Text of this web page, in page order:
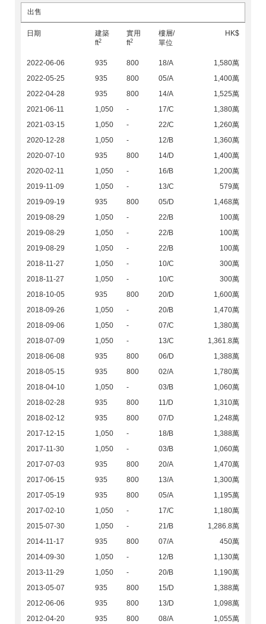
出售
日期
建築
ft2
實用
ft2
樓層/
單位
HK$
2022-06-06 935 800 18/A
1,580萬
2022-05-25
935 800 05/A
1,400萬
2022-04-28
935 800 14/A
1,525萬
2021-06-11
1,050 - 17/C
1,380萬
2021-03-15
1,050 - 22/C
1,260萬
2020-12-28
1,050 - 12/B
1,360萬
2020-07-10
935 800 14/D
1,400萬
2020-02-11
1,050 - 16/B
1,200萬
2019-11-09
1,050 - 13/C
579萬
2019-09-19
935 800 05/D
1,468萬
2019-08-29
1,050 - 22/B
100萬
2019-08-29
1,050 - 22/B
100萬
2019-08-29
1,050 - 22/B
100萬
2018-11-27
1,050 - 10/C
300萬
2018-11-27
1,050 - 10/C
300萬
2018-10-05
935 800 20/D
1,600萬
2018-09-26
1,050 - 20/B
1,470萬
2018-09-06
1,050 - 07/C
1,380萬
2018-07-09
1,050 - 13/C
1,361.8萬
2018-06-08
935 800 06/D
1,388萬
2018-05-15
935 800 02/A
1,780萬
2018-04-10
1,050 - 03/B
1,060萬
2018-02-28
935 800 11/D
1,310萬
2018-02-12
935 800 07/D
1,248萬
2017-12-15
1,050 - 18/B
1,388萬
2017-11-30
1,050 - 03/B
1,060萬
2017-07-03
935 800 20/A
1,470萬
2017-06-15
935 800 13/A
1,300萬
2017-05-19
935 800 05/A
1,195萬
2017-02-10
1,050 - 17/C
1,180萬
2015-07-30
1,050 - 21/B
1,286.8萬
2014-11-17
935 800 07/A
450萬
2014-09-30
1,050 - 12/B
1,130萬
2013-11-29
1,050 - 20/B
1,190萬
2013-05-07
935 800 15/D
1,388萬
2012-06-06
935 800 13/D
1,098萬
2012-04-20
935 800 08/A
1,055萬